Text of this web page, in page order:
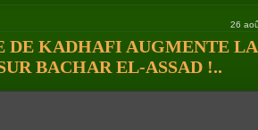
26
DE KADHAFI AUGMENTE LA
BACHAR EL-ASSAD !..